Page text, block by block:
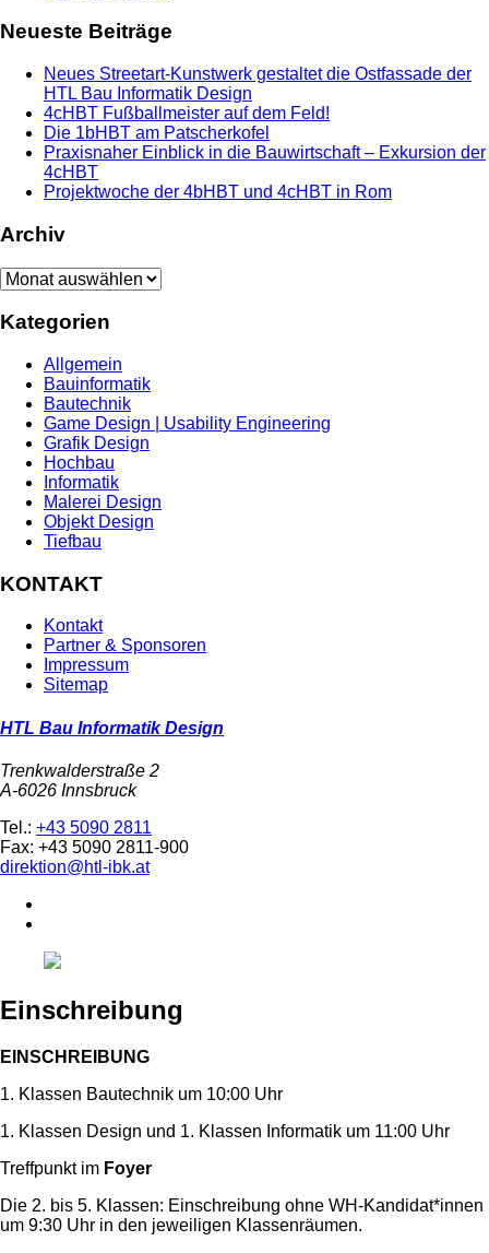
Neueste Beiträge
Neues Streetart-Kunstwerk gestaltet die Ostfassade der
HTL Bau Informatik Design
4cHBT Fußballmeister auf dem Feld!
Die 1bHBT am Patscherkofel
Praxisnaher Einblick in die Bauwirtschaft – Exkursion der
4cHBT
Projektwoche der 4bHBT und 4cHBT in Rom
Archiv
Archiv
Kategorien
Allgemein
Bauinformatik
Bautechnik
Game Design | Usability Engineering
Grafik Design
Hochbau
Informatik
Malerei Design
Objekt Design
Tiefbau
KONTAKT
Kontakt
Partner & Sponsoren
Impressum
Sitemap
HTL Bau Informatik Design
Trenkwalderstraße 2
A-6026 Innsbruck
Tel.: +43 5090 2811
Fax: +43 5090 2811-900
direktion@htl-ibk.at
Einschreibung
EINSCHREIBUNG
1. Klassen Bautechnik um 10:00 Uhr
1. Klassen Design und 1. Klassen Informatik um 11:00 Uhr
Treffpunkt im Foyer
Die 2. bis 5. Klassen: Einschreibung ohne WH-Kandidat*innen
um 9:30 Uhr in den jeweiligen Klassenräumen.